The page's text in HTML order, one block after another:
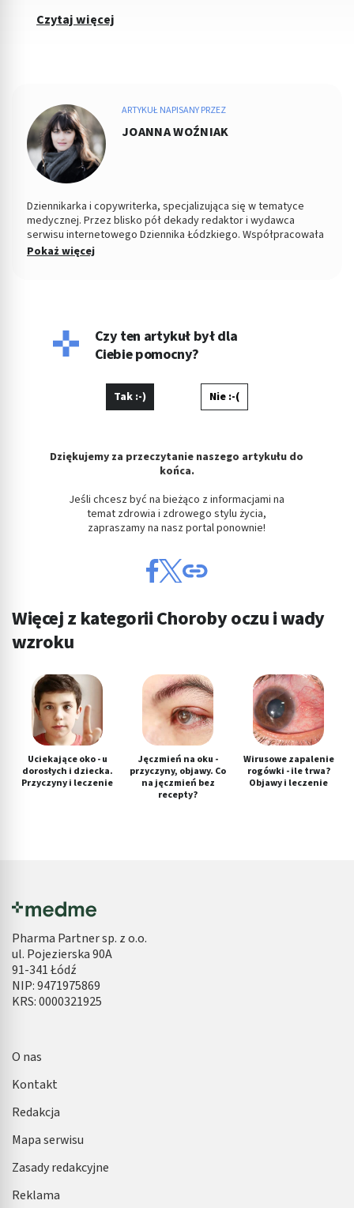
Czytaj więcej
ARTYKUŁ NAPISANY PRZEZ
JOANNA WOŹNIAK
Dziennikarka i copywriterka, specjalizująca się w tematyce
medycznej. Przez blisko pół dekady redaktor i wydawca
serwisu internetowego Dziennika Łódzkiego. Współpracowała
z łódzkim ośrodkiem TVP. Absolwentka Filozofii oraz
Pokaż więcej
Czy ten artykuł był dla
Ciebie pomocny?
Tak :-) Nie :-(
Dziękujemy za przeczytanie naszego artykułu do
końca.
Jeśli chcesz być na bieżąco z informacjami na
temat zdrowia i zdrowego stylu życia,
zapraszamy na nasz portal ponownie!
Więcej z kategorii Choroby oczu i wady
wzroku
Uciekające oko - u
dorosłych i dziecka.
Przyczyny i leczenie
Jęczmień na oku -
przyczyny, objawy. Co
na jęczmień bez
recepty?
Wirusowe zapalenie
rogówki - ile trwa?
Objawy i leczenie
Pharma Partner sp. z o.o.
ul. Pojezierska 90A
91-341 Łódź
NIP: 9471975869
KRS: 0000321925
O nas
Kontakt
Redakcja
Mapa serwisu
Zasady redakcyjne
Reklama